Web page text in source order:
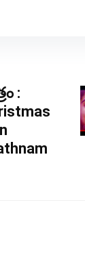
: